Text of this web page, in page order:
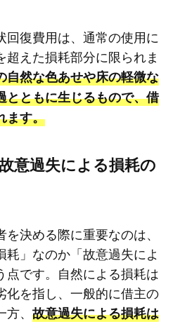
回復費用は、通常の使用に
超えた損耗部分に限られま
自然な色あせや床の軽微な
とともに生じるもので、借
ます。
意過失による損耗の
決める際に重要なのは、
」なのか「故意過失によ
点です。自然による損耗は
化を指し、一般的に借主の
、 故意過失による損耗は